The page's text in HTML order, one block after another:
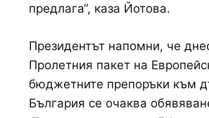
предлага“, каза Йотова.
Президентът напомни, че
Пролетния пакет на
бюджетните препоръки към
България се очаква